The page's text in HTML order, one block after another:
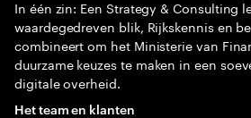
In één zin: Een Strategy & Consulting
waardegedreven blik, Rijkskennis en
combineert om het Ministerie van
duurzame keuzes te maken in een
digitale overheid.
Het team en klanten